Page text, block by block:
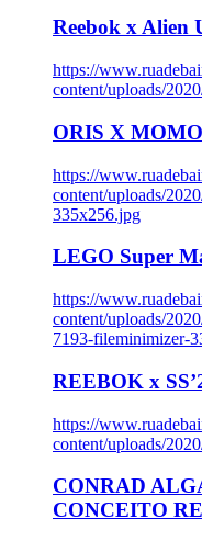
Reebok x Alien
https://
content/uploads/
ORIS X
https://
content/uploads/
335x256.jpg
LEGO Super
https://
content/uploads/
7193-fileminimizer-
REEBOK x
https://
content/uploads/
CONRAD
CONCEITO